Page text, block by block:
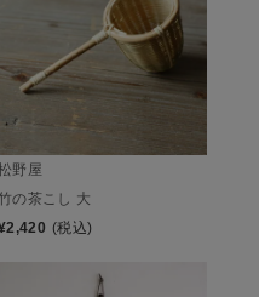
野屋
の茶こし 大
2,420 (税込)